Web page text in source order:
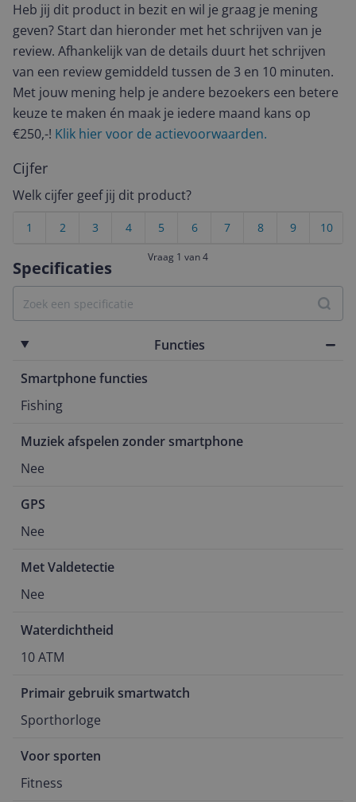
Specificaties
Functies
Smartphone functies
Fishing
Muziek afspelen zonder smartphone
Nee
GPS
Nee
Met Valdetectie
Nee
Waterdichtheid
10 ATM
Primair gebruik smartwatch
Sporthorloge
Voor sporten
Fitness
Heb jij dit product in bezit en wil je graag je mening
geven? Start dan hieronder met het schrijven van je
review. Afhankelijk van de details duurt het schrijven
van een review gemiddeld tussen de 3 en 10 minuten.
Met jouw mening help je andere bezoekers een betere
keuze te maken én maak je iedere maand kans op
€250,-! Klik hier voor de actievoorwaarden.
Cijfer
Welk cijfer geef jij dit product?
10
9
8
7
6
5
4
3
2
1
Vraag 1 van 4